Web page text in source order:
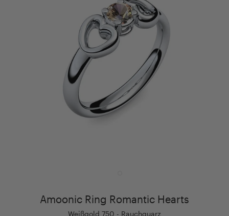
Amoonic Ring Romantic Hearts
Weißgold 750 - Rauchquarz